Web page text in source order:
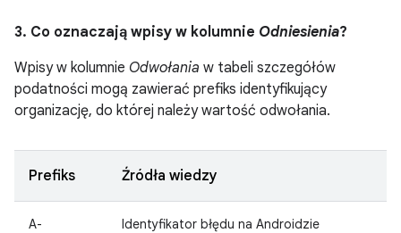
3. Co oznaczają wpisy w kolumnie Odniesienia?
Wpisy w kolumnie Odwołania w tabeli szczegółów
podatności mogą zawierać prefiks identyfikujący
organizację, do której należy wartość odwołania.
Prefiks Źródła wiedzy
A- Identyfikator błędu na Androidzie